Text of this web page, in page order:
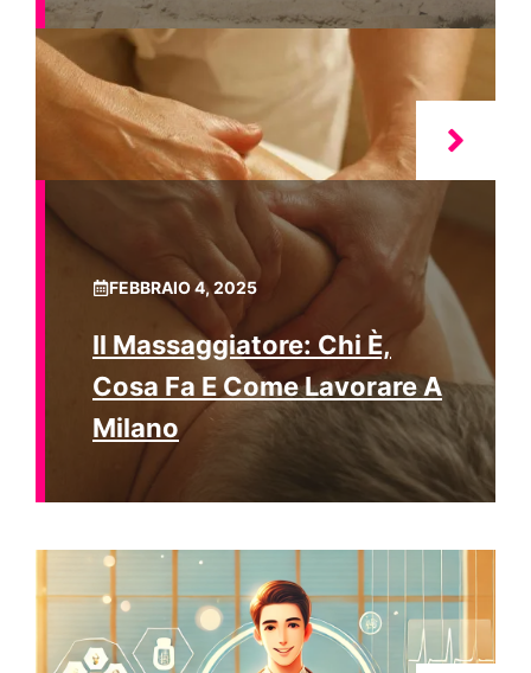
FEBBRAIO 4, 2025
Il Massaggiatore: Chi È,
Cosa Fa E Come Lavorare A
Milano